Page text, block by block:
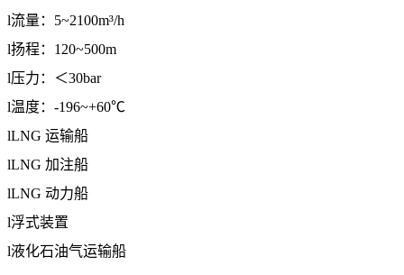
l流量： 5~2100m³/h
l扬程： 120~500m
l压力：＜30bar
l温度： -196~+60℃
lLNG 运输船
lLNG 加注船
lLNG 动力船
l浮式装置
l液化石油气运输船